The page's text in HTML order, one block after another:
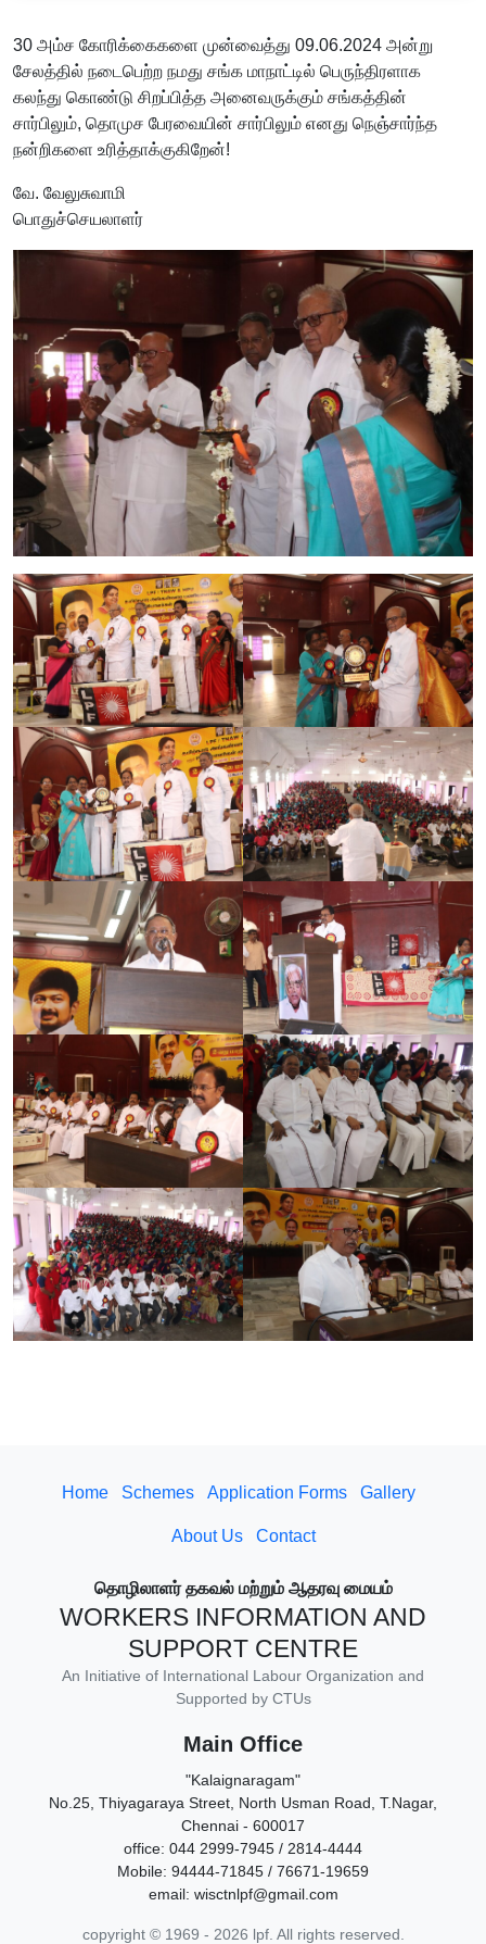
30 அம்ச கோரிக்கைகளை முன்வைத்து 09.06.2024 அன்று
சேலத்தில் நடைபெற்ற நமது சங்க மாநாட்டில் பெருந்திரளாக
கலந்து கொண்டு சிறப்பித்த அனைவருக்கும் சங்கத்தின்
சார்பிலும், தொமுச பேரவையின் சார்பிலும் எனது நெஞ்சார்ந்த
நன்றிகளை உரித்தாக்குகிறேன்!
வே. வேலுசுவாமி
பொதுச்செயலாளர்
Home Schemes Application Forms Gallery
About Us Contact
தொழிலாளர் தகவல் மற்றும் ஆதரவு மையம்
WORKERS INFORMATION AND
SUPPORT CENTRE
An Initiative of International Labour Organization and
Supported by CTUs
Main Office
"Kalaignaragam"
No.25, Thiyagaraya Street, North Usman Road, T.Nagar,
Chennai - 600017
office: 044 2999-7945 / 2814-4444
Mobile: 94444-71845 / 76671-19659
email: wisctnlpf@gmail.com
copyright © 1969 - 2026 lpf. All rights reserved.